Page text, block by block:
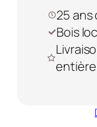
25 ans
Bois
entière